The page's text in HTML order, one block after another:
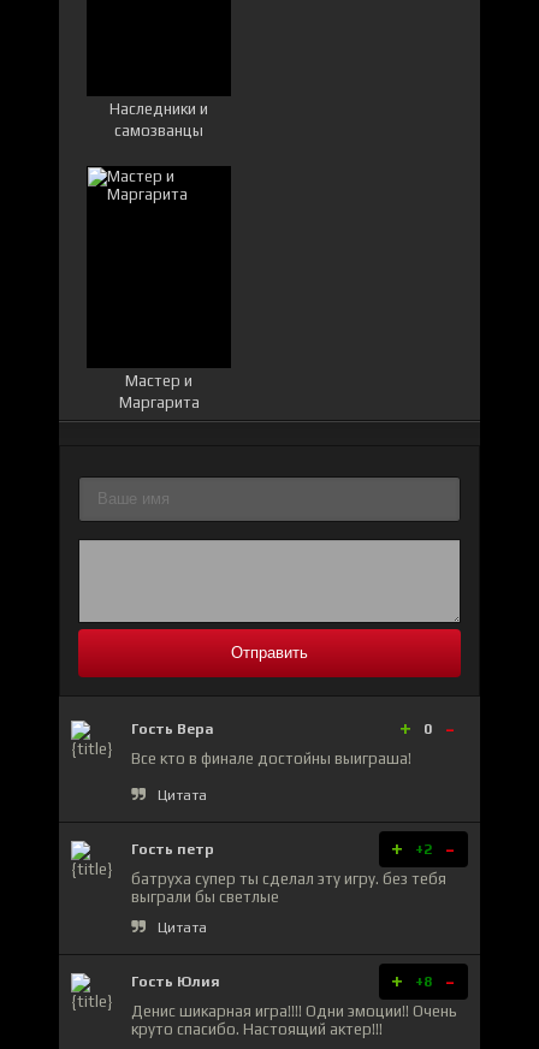
Наследники и
самозванцы
Мастер и
Маргарита
Отправить
Гость Вера + 0 -
Все кто в финале достойны выиграша!
Цитата
Гость петр + +2 -
батруха супер ты сделал эту игру. без тебя
выграли бы светлые
Цитата
Гость Юлия + +8 -
Денис шикарная игра!!!! Одни эмоции!! Очень
круто спасибо. Настоящий актер!!!